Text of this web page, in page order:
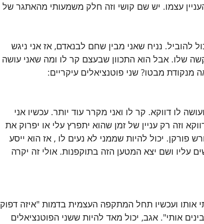
עצמו. יש שם קושי וזה חלק משמעותי מהאתגר של
להוביל. נניח שאני מבין שחם לבנאדם, אז אני ניגש
שלו. אבל הוא התכוון שבעצם קר לו ומה שאני עושה
מנקודת מבטו? שני פוטנציאלים עיקריים:
לו דווקא. קר לו ואני מקרר עוד יותר. עכשיו אני
וזה רק עניין של זמן שהוא יתפרץ עלי או יפרוק את
פורקן. יכול להיות שממני לא נעים לו , אז הוא ייסע
עליו ושם יצא המטען הזה בתוקפנות. אולי זה יקרה
אותו ועכשיו תחל המתקפה העצמית בדמות "איזה דפוק
אותי". אגב, יכול מאד להיות ששני הפוטנציאלים